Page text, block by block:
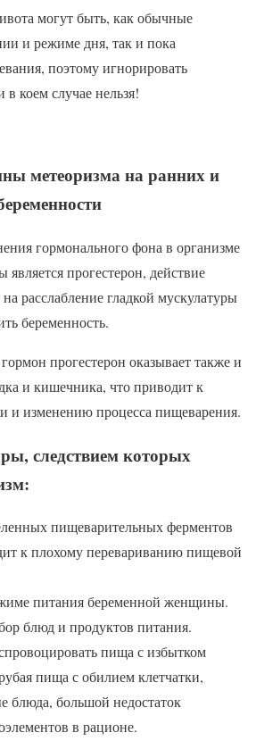
могут быть, как обычные
и режиме дня, так и пока
поэтому игнорировать
коем случае нельзя!
метеоризма на ранних и
гормонального фона в организме
прогестерон, действие
расслабление гладкой мускулатуры
беременность.
прогестерон оказывает также и
и кишечника, что приводит к
и изменению процесса пищеварения.
следствием которых
пищеварительных ферментов
к плохому перевариванию пищевой
питания беременной женщины.
блюд и продуктов питания.
пища с избытком
пища с обилием клетчатки,
блюда, большой недостаток
в рационе.